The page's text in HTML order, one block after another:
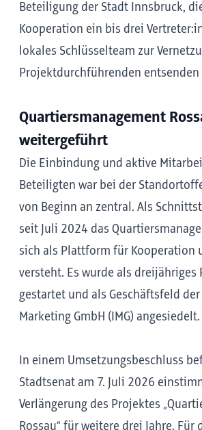
Beteiligung der Stadt Innsbruck,
Kooperation ein bis drei
lokales Schlüsselteam zur
Projektdurchführenden entsenden
Quartiersmanagement
weitergeführt
Die Einbindung und aktive
Beteiligten war bei der
von Beginn an zentral. Als
seit Juli 2024 das
sich als Plattform für Kooperation
versteht. Es wurde als
gestartet und als Geschäftsfeld
Marketing GmbH (IMG) angesiedelt.
In einem Umsetzungsbeschluss
Stadtsenat am 7. Juli 2026
Verlängerung des Projektes
Rossau“ für weitere drei Jahre. Für